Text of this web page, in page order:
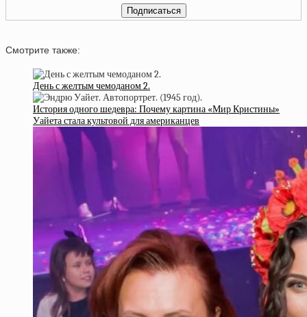
Смотрите также:
День с желтым чемоданом 2.
История одного шедевра: Почему картина «Мир Кристины»
Уайета стала культовой для американцев